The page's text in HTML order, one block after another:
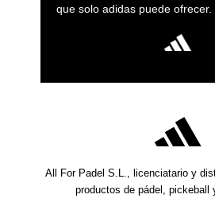
que solo adidas puede ofrecer.
All For Padel S.L., licenciatario y
productos de pádel, pickeball